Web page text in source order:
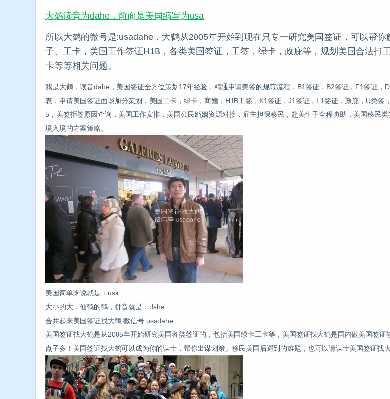
大鹤读音为dahe，前面是美国缩写为usa
所以大鹤的微号是:usadahe，大鹤从2005年开始到现在只专一研究美国签证，可以帮你
子、工卡，美国工作签证H1B，各类美国签证，工签，绿卡，政庇等，规划美国合法打
卡等等相关问题。
我是大鹤，读音dahe，美国签证全方位策划17年经验，精通申请美签的规范流程，B1签证，B2签证，F1签证，
表，申请美国签证面谈加分策划，美国工卡，绿卡，商婚，H1B工签，K1签证，J1签证，L1签证，政庇，U类签
5，美签拒签原因查询，美国工作安排，美国公民婚姻资源对接，雇主担保移民，赴美生子全程协助，美国移民
境入境的方案策略。
美国简单来说就是：usa
大小的大，仙鹤的鹤，拼音就是：dahe
合并起来美国签证找大鹤 微信号:usadahe
美国签证找大鹤是从2005年开始研究美国各类签证的，包括美国绿卡工卡等，美国签证找大鹤是国内做美国签证
点子多！美国签证找大鹤可以成为你的谋士，帮你出谋划策。移民美国后遇到的难题，也可以请谋士美国签证找大